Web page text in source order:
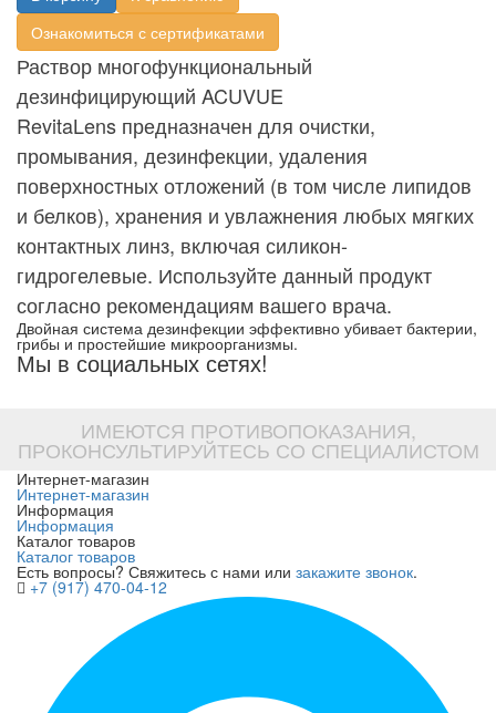
Ознакомиться с сертификатами
Раствор многофункциональный
дезинфицирующий ACUVUE
RevitaLens предназначен для очистки,
промывания, дезинфекции, удаления
поверхностных отложений (в том числе липидов
и белков), хранения и увлажнения любых мягких
контактных линз, включая силикон-
гидрогелевые. Используйте данный продукт
согласно рекомендациям вашего врача.
Двойная система дезинфекции эффективно убивает бактерии,
грибы и простейшие микроорганизмы.
Мы в социальных сетях!
ИМЕЮТСЯ ПРОТИВОПОКАЗАНИЯ,
ПРОКОНСУЛЬТИРУЙТЕСЬ СО СПЕЦИАЛИСТОМ
Интернет-магазин
Интернет-магазин
Информация
Информация
Каталог товаров
Каталог товаров
Есть вопросы? Свяжитесь с нами или закажите звонок.
+7 (917) 470-04-12